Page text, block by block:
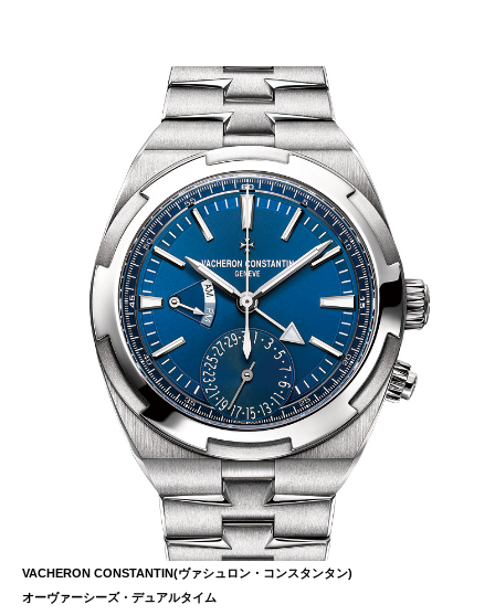
VACHERON CONSTANTIN(ヴァシュロン・コンスタンタン)
オーヴァーシーズ・デュアルタイム